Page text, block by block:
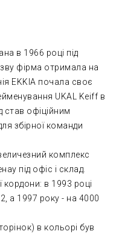
в 1966 році під
фірма отримала на
EKKIA почала своє
UKAL Keiff в
став офіційним
збірної команди
комплекс
під офіс і склад.
в 1993 році
а 1997 року - на 4000
в кольорі був